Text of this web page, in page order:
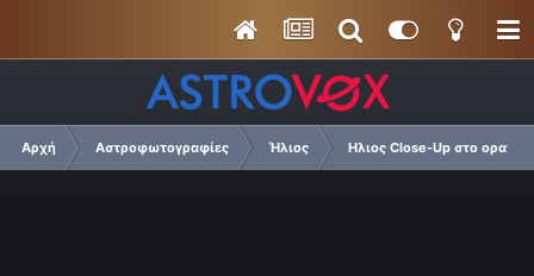
Αρχή Αστροφωτογραφίες Ήλιος Ηλιος Close-Up στο ορατό